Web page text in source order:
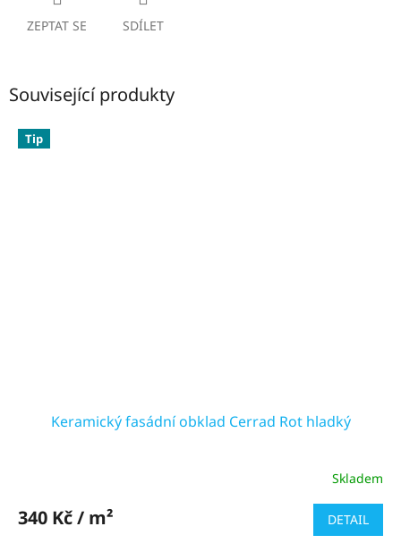
ZEPTAT SE SDÍLET
Související produkty
Tip
Keramický fasádní obklad Cerrad Rot hladký
produktu
Skladem
340 Kč / m² DETAIL